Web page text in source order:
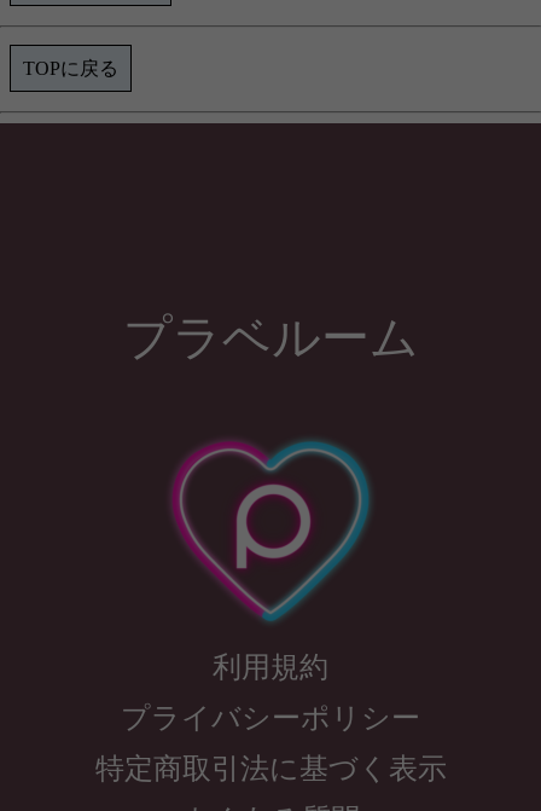
TOPに戻る
プラベルーム
利用規約
プライバシーポリシー
特定商取引法に基づく表示